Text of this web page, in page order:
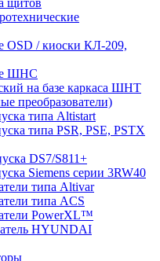
щитов
OSD / киоски КЛ-209,
ШНС
на базе каркаса ШНТ
преобразователи)
типа Altistart
типа PSR, PSE, PSTX
DS7/S811+
Siemens серии 3RW40
типа Altivar
типа ACS
PowerXL™
HYUNDAI